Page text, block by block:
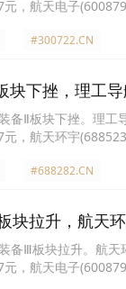
，航天电子
#300722.CN
块下挫，理工
备Ⅱ板块下挫。理
，航天环宇
#688282.CN
块拉升，航天
备Ⅲ板块拉升。航
，航天电子